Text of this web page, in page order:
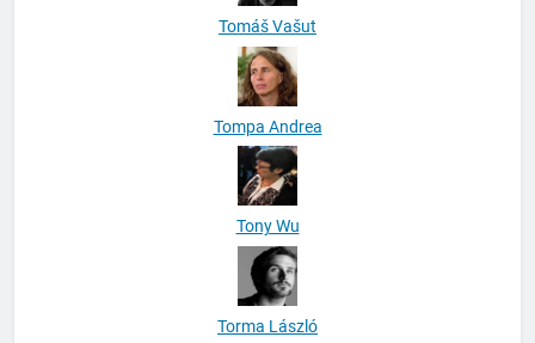
Tompa Andrea
Tony Wu
Torma László